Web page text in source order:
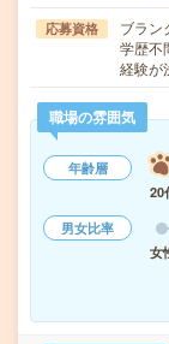
応募資格
ブラン
学歴不
経験が
職場の雰囲気
年齢層
20
男女比率
女